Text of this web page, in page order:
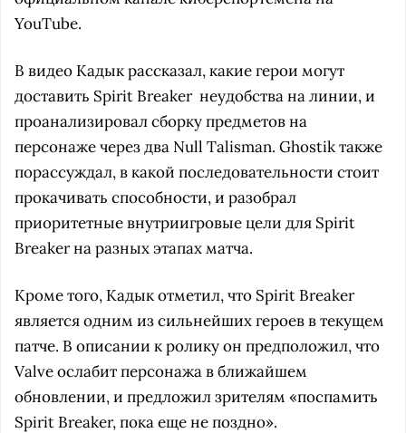
YouTube.
В видео Кадык рассказал, какие герои могут
доставить Spirit Breaker неудобства на линии, и
проанализировал сборку предметов на
персонаже через два Null Talisman. Ghostik также
порассуждал, в какой последовательности стоит
прокачивать способности, и разобрал
приоритетные внутриигровые цели для Spirit
Breaker на разных этапах матча.
Кроме того, Кадык отметил, что Spirit Breaker
является одним из сильнейших героев в текущем
патче. В описании к ролику он предположил, что
Valve ослабит персонажа в ближайшем
обновлении, и предложил зрителям «поспамить
Spirit Breaker, пока еще не поздно».